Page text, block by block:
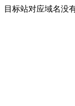
目标站对应域名没